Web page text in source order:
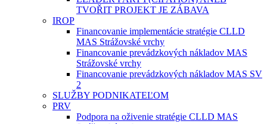
TVOŘIT PROJEKT JE ZÁBAVA
IROP
Financovanie implementácie stratégie CLLD
MAS Strážovské vrchy
Financovanie prevádzkových nákladov MAS
Strážovské vrchy
Financovanie prevádzkových nákladov MAS SV
2
SLUŽBY PODNIKATEĽOM
PRV
Podpora na oživenie stratégie CLLD MAS